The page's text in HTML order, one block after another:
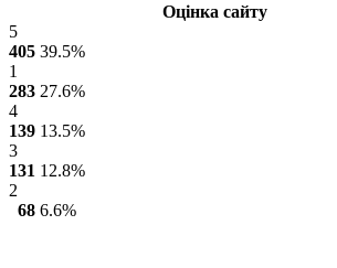
Оцінка сайту
5
405 39.5%
1
283 27.6%
4
139 13.5%
3
131 12.8%
2
68 6.6%